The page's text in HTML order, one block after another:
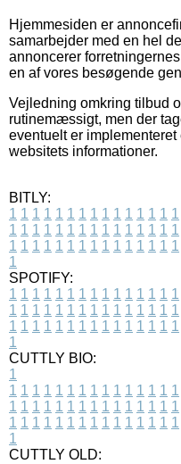
Hjemmesiden er
samarbejder med en hel
annoncerer
en af vores besøgende
Vejledning omkring tilbud
rutinemæssigt, men der
eventuelt er
websitets informationer.
BITLY:
1 1 1 1 1 1 1 1 1 1 1 1 1 1 1
1 1 1 1 1 1 1 1 1 1 1 1 1 1 1
1 1 1 1 1 1 1 1 1 1 1 1 1 1 1
1
SPOTIFY:
1 1 1 1 1 1 1 1 1 1 1 1 1 1 1
1 1 1 1 1 1 1 1 1 1 1 1 1 1 1
1 1 1 1 1 1 1 1 1 1 1 1 1 1 1
1
CUTTLY BIO:
1
1 1 1 1 1 1 1 1 1 1 1 1 1 1 1
1 1 1 1 1 1 1 1 1 1 1 1 1 1 1
1 1 1 1 1 1 1 1 1 1 1 1 1 1 1
1
CUTTLY OLD: